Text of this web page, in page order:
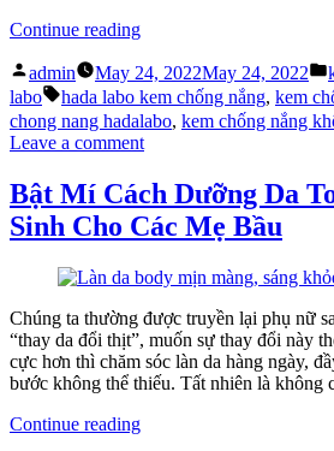
Continue reading“Top
loại
kem
chống
nắng
–
Hada
Labo”
Posted
by
admin May 24, 2022May 24, 2022
labo
Tags:
hada labo kem chống nắng, kem
chong nang hadalabo, kem chống nắng
Leave a commenton
5
loại
kem
nắng
–
Hada
Labo
Bật Mí Cách Dưỡng Da
Sinh Cho Các Mẹ Bầu
Chúng ta thường được truyền lại phụ nữ
“thay da đổi thịt”, muốn sự thay đổi này
cực hơn thì chăm sóc làn da hàng ngày,
bước không thể thiếu. Tất nhiên là
Continue reading“Bật